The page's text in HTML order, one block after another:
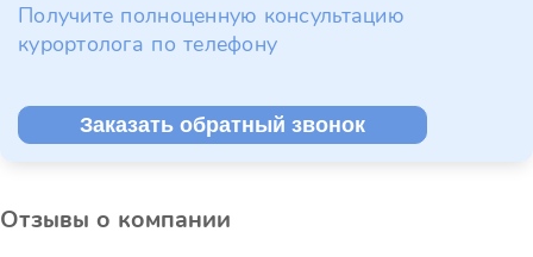
Получите полноценную консультацию
курортолога по телефону
Заказать обратный звонок
Отзывы о компании